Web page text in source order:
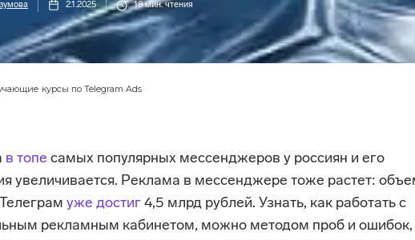
2.1.2025 18мин. чтения
курсы по Telegram Ads
в топе самых популярных мессенджеров у россиян и его
увеличивается. Реклама в мессенджере тоже растет:
уже достиг 4,5 млрд рублей. Узнать, как работать с
рекламным кабинетом, можно методом проб и ошибок,